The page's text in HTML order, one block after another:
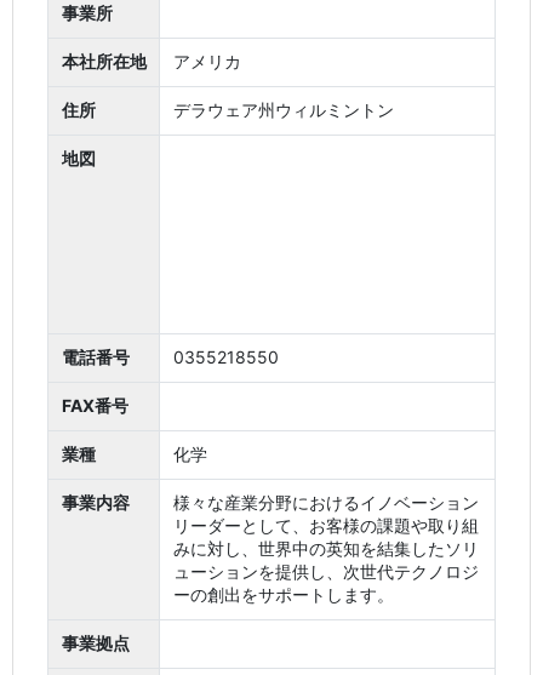
事業所
本社所在地
住所 デラウェア州ウィルミントン
地図
電話番号 0355218550
FAX番号
業種 化学
事業内容
様々な産業分野におけるイノベーション
リーダーとして、お客様の課題や取り組
みに対し、世界中の英知を結集したソリ
ューションを提供し、次世代テクノロジ
ーの創出をサポートします。
事業拠点